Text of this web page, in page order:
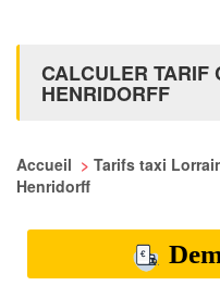
CALCULER TARIF
HENRIDORFF
Accueil > Tarifs taxi
Henridorff